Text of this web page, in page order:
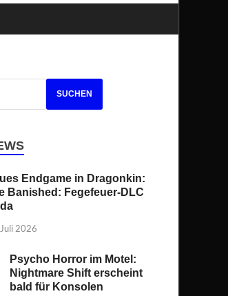
SUCHEN
Endgame in Dragonkin:
Banished: Fegefeuer-DLC
2026
Psycho Horror im Motel:
Nightmare Shift erscheint
bald für Konsolen